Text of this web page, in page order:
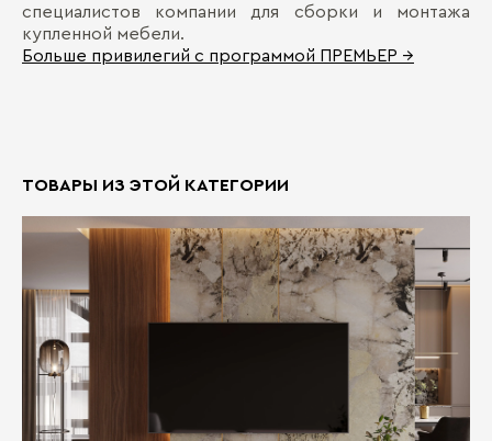
специалистов компании для сборки и монтажа
купленной мебели.
Больше привилегий с программой ПРЕМЬЕР →
ТОВАРЫ ИЗ ЭТОЙ КАТЕГОРИИ